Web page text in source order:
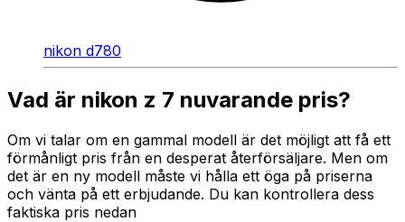
nikon d780
Vad är nikon z 7 nuvarande pris?
Om vi talar om en gammal modell är det möjligt att få ett
förmånligt pris från en desperat återförsäljare. Men om
det är en ny modell måste vi hålla ett öga på priserna
och vänta på ett erbjudande. Du kan kontrollera dess
faktiska pris nedan